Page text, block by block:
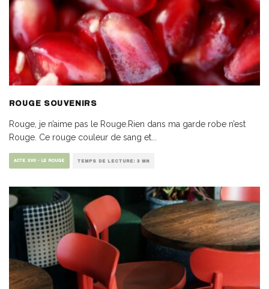
ROUGE SOUVENIRS
Rouge, je n’aime pas le Rouge.Rien dans ma garde robe n’est
Rouge. Ce rouge couleur de sang et
ACTE XVII - LE ROUGE TEMPS DE LECTURE: 3 MN